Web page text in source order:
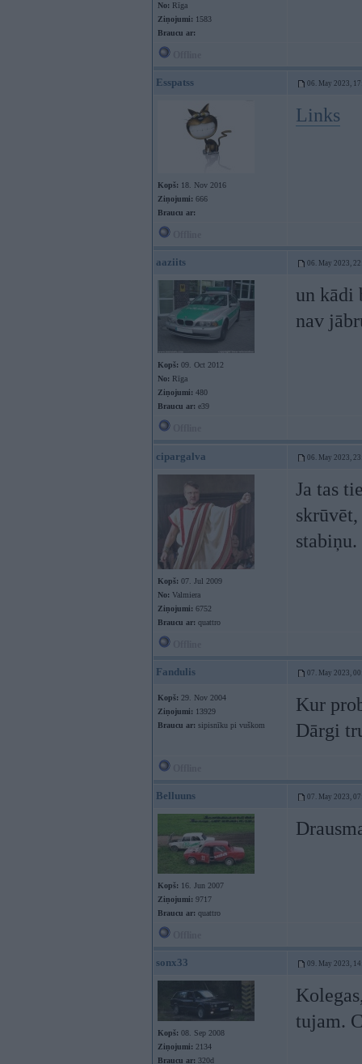
No: Rīga
Ziņojumi: 1583
Braucu ar:
Esspatss 06. May 2023,
Kopš: 18. Nov 2016
Ziņojumi: 666
Braucu ar:
Links
aaziits 06. May 2023,
Kopš: 09. Oct 2012
No: Rīga
Ziņojumi: 480
Braucu ar: e39
un kādi
nav
cipargalva 06. May 2023,
Kopš: 07. Jul 2009
No: Valmiera
Ziņojumi: 6752
Braucu ar: quattro
Ja tas
stabiņu.
Fandulis 07. May 2023,
Kopš: 29. Nov 2004
Ziņojumi: 13929
Braucu ar: sipisnīku pi vuškom
Kur
Dārgi
Belluuns 07. May 2023,
Kopš: 16. Jun 2007
Ziņojumi: 9717
Braucu ar: quattro
sonx33 09. May 2023,
Kopš: 08. Sep 2008
Ziņojumi: 2134
Braucu ar: 320d
tujam.